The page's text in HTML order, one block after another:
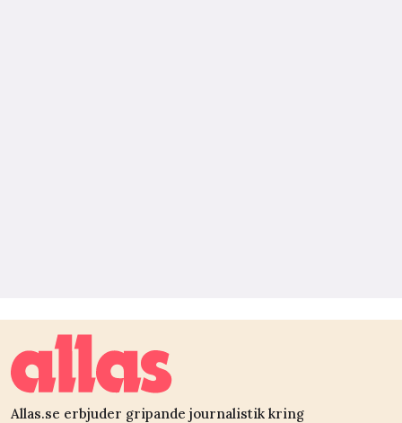
Allas.se erbjuder gripande journalistik kring